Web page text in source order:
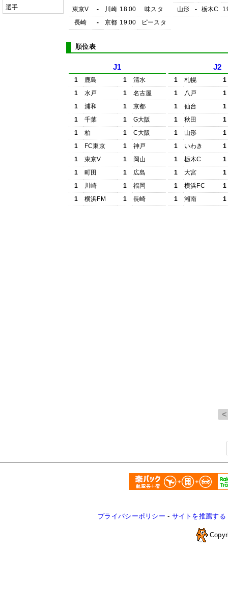
選手
東京V
- 川崎 18:00
味スタ
長崎
- 京都 19:00 ピースタ
山形
- 栃木C
順位表
J1
1 鹿島 1
清水
1
水戸 1
名古屋
1
浦和 1
京都
1
千葉 1
G大阪
1
柏 1
C大阪
1
FC東京 1
神戸
1
東京V 1
岡山
1
町田 1
広島
1
川崎 1
福岡
1
横浜FM 1 長崎
J2
1 札幌
1
1
八戸
1
1
仙台
1
1
秋田
1
1
山形
1
1
いわき
1
1
栃木C
1
1
大宮
1
1
横浜FC
1
1
湘南 1
プライバシーポリシー - サイトを推薦する